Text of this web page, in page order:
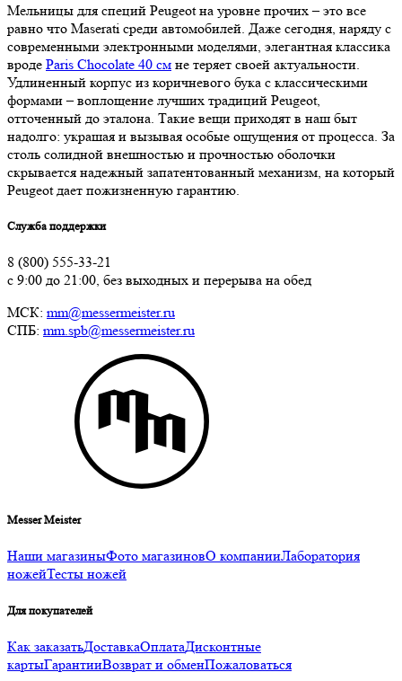
Мельницы для специй Peugeot на уровне прочих – это все
равно что Maserati среди автомобилей. Даже сегодня, наряду с
современными электронными моделями, элегантная классика
вроде Paris Chocolate 40 см не теряет своей актуальности.
Удлиненный корпус из коричневого бука с классическими
формами – воплощение лучших традиций Peugeot,
отточенный до эталона. Такие вещи приходят в наш быт
надолго: украшая и вызывая особые ощущения от процесса. За
столь солидной внешностью и прочностью оболочки
скрывается надежный запатентованный механизм, на который
Peugeot дает пожизненную гарантию.
Служба поддержки
8 (800) 555-33-21
с 9:00 до 21:00, без выходных и перерыва на обед
МСК: mm@messermeister.ru
СПБ: mm.spb@messermeister.ru
Messer Meister
Наши магазиныФото магазиновО компанииЛаборатория
ножейТесты ножей
Для покупателей
Как заказатьДоставкаОплатаДисконтные
картыГарантииВозврат и обменПожаловаться